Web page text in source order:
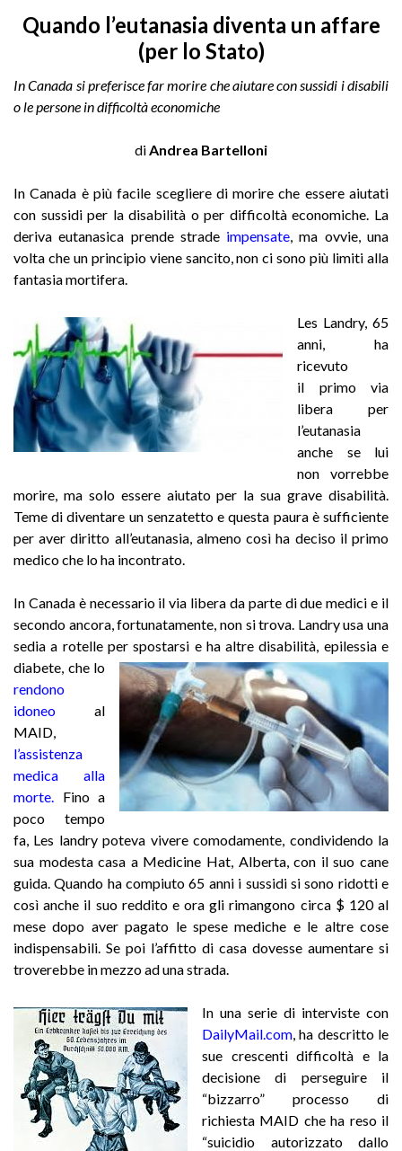
Quando l’eutanasia diventa un affare
(per lo Stato)
In Canada si preferisce far morire che aiutare con sussidi i disabili
o le persone in difficoltà economiche
di Andrea Bartelloni
In Canada è più facile scegliere di morire che essere aiutati
con sussidi per la disabilità o per difficoltà economiche. La
deriva eutanasica prende strade impensate ,ma ovvie, una
volta che un principio viene sancito, non ci sono più limiti alla
fantasia mortifera.
Les Landry, 65
anni, ha
ricevuto
il primo via
libera per
l’eutanasia
anche se lui
non vorrebbe
morire, ma solo essere aiutato per la sua grave disabilità.
Teme di diventare un senzatetto e questa paura è sufficiente
per aver diritto all’eutanasia, almeno così ha deciso il primo
medico che lo ha incontrato.
In Canada è necessario il via libera da parte di due medici e il
secondo ancora, fortunatamente, non si trova. Landry usa una
sedia a rotelle per spostarsi e haaltre disabilità, epilessia e
diabete, che lo
rendono
idoneo
al
MAID,
l’assistenza
medica alla
morte
Fino a
poco tempo
fa, Les landry poteva vivere comodamente, condividendo la
sua modesta casa a Medicine Hat, Alberta, con il suo cane
guida. Quando ha compiuto 65 anni i sussidi si sono ridotti e
così anche il suo reddito e ora gli rimangono circa $ 120 al
mese dopo aver pagato le spese mediche e le altre cose
indispensabili. Se poi l’affitto di casa dovesse aumentare si
troverebbe in mezzo ad una strada.
In una serie di interviste con
DailyMail.com ha descritto le
sue crescenti difficoltà e la
decisione di perseguire il
“bizzarro” processo di
richiesta MAID che ha reso il
“suicidio autorizzato dallo